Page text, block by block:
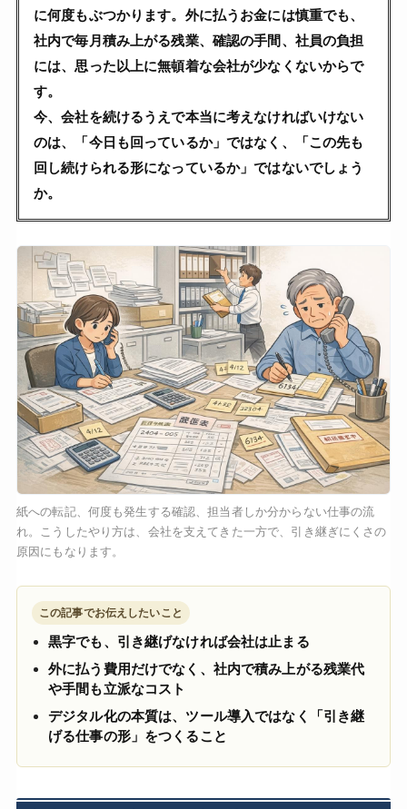
に何度もぶつかります。外に払うお金には慎重でも、
社内で毎月積み上がる残業、確認の手間、社員の負担
には、思った以上に無頓着な会社が少なくないからで
す。
今、会社を続けるうえで本当に考えなければいけない
のは、「今日も回っているか」ではなく、「この先も
回し続けられる形になっているか」ではないでしょう
か。
紙への転記、何度も発生する確認、担当者しか分からない仕事の流
れ。こうしたやり方は、会社を支えてきた一方で、引き継ぎにくさの
原因にもなります。
この記事でお伝えしたいこと
黒字でも、引き継げなければ会社は止まる
外に払う費用だけでなく、社内で積み上がる残業代
や手間も立派なコスト
デジタル化の本質は、ツール導入ではなく「引き継
げる仕事の形」をつくること